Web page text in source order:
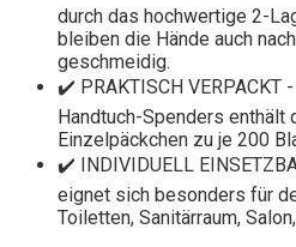
durch das hochwertige 2-
bleiben die Hände auch
geschmeidig.
✔️ PRAKTISCH VERPACKT
Handtuch-Spenders enthält
Einzelpäckchen zu je 200
✔️ INDIVIDUELL
eignet sich besonders für
Toiletten, Sanitärraum,